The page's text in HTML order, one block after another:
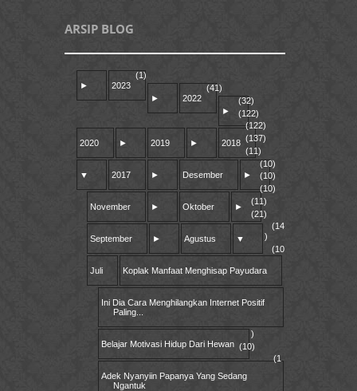
ARSIP BLOG
► 2023
(1)
► 2022
(41)
►
2020
(32)
► 2019
(122)
► 2018
(122)
▼ 2017
(137)
► Desember
(11)
►
November
(10)
► Oktober
(10)
►
September
(10)
► Agustus
(11)
▼
Juli
(21)
Koplak Manfaat Menghisap Payudara
Ini Dia Cara Menghilangkan Internet Positif
Paling...
Belajar Motivasi Hidup Dari Hewan
Adek Nyanyiin Papanya Yang Sedang
Ngantuk
(14
)
(10
)
(10)
(1